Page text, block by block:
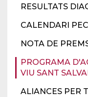
RESULTATS
CALENDARI
NOTA DE
PROGRAMA
VIU SANT
ALIANCES PER